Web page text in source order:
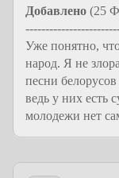
Добавлено (25
Уже понятно,
народ. Я не
песни
ведь у них есть
молодежи нет